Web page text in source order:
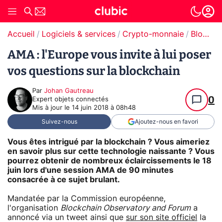
Accueil Logiciels & services Crypto-monnaie Blockchain
AMA : l'Europe vous invite à lui poser
vos questions sur la blockchain
Par Johan Gautreau
Expert objets connectés
Mis à jour le 14 juin 2018 à 08h48
0
Suivez-nous Ajoutez-nous en favori
Vous êtes intrigué par la blockchain ? Vous aimeriez
en savoir plus sur cette technologie naissante ? Vous
pourrez obtenir de nombreux éclaircissements le 18
juin lors d'une session AMA de 90 minutes
consacrée à ce sujet brulant.
Mandatée par la Commission européenne,
l'organisation Blockchain Observatory and Foruma
annoncé via un tweet ainsi que sur son site officiel
la